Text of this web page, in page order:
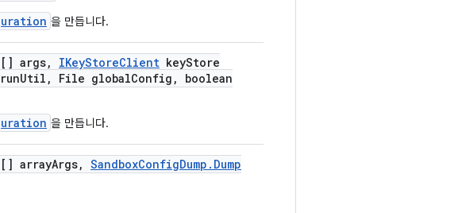
을 만듭니다.
args, IKeyStoreClient keyStore
runUtil , File globalConfig ,
boolean
을 만듭니다.
arrayArgs, SandboxConfigDump . Dump